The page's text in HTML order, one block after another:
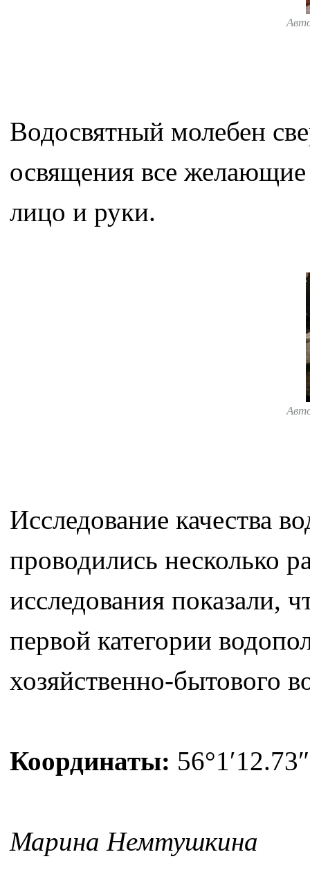
Водосвятный молебен
освящения все
лицо и руки.
Исследование качества
проводились несколько
исследования показали,
первой категории
хозяйственно-бытового
Координаты:
Марина Немтушкина